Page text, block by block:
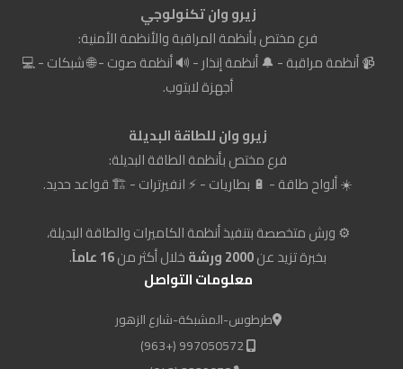
زيرو وان تكنولوجي
فرع مختص بأنظمة المراقبة والأنظمة الأمنية:
📹 أنظمة مراقبة - 🔔 أنظمة إنذار - 🔊 أنظمة صوت - 🌐 شبكات - 💻
أجهزة لابتوب.
زيرو وان للطاقة البديلة
فرع مختص بأنظمة الطاقة البديلة:
☀️ ألواح طاقة - 🔋 بطاريات - ⚡ انفيرترات - 🏗️ قواعد حديد.
⚙️ ورش متخصصة بتنفيذ أنظمة الكاميرات والطاقة البديلة،
بخبرة تزيد عن2000 ورشة خلال أكثر من16 عاماً
.
معلومات التواصل
طرطوس-المشبكة-شارع الزهور